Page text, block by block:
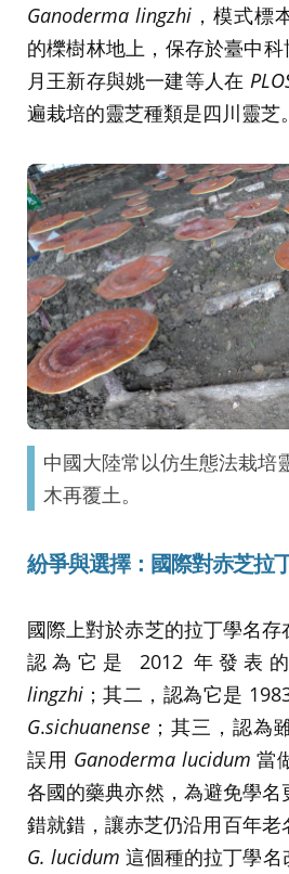
Ganoderma lingzhi，模式標
的櫟樹林地上，保存於臺中
月王新存與姚一建等人在
遍栽培的靈芝種類是四川靈芝。
中國大陸常以仿生態法栽培
木再覆土。
紛爭與選擇：國際對赤芝拉
國際上對於赤芝的拉丁學名存
認為它是 2012 年發表
lingzhi ；其二，認為它是
G.sichuanense ；其三，認為
誤用 Ganoderma lucidum當
各國的藥典亦然，為避免學
錯就錯，讓赤芝仍沿用百年老
G. lucidum這個種的拉丁學